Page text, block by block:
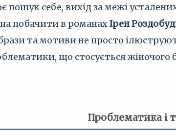
пошук себе, вихід за межі
побачити в романахІрен
та мотиви не просто
що стосується жіночого
Проблематика і